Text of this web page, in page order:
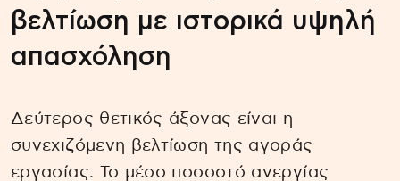
βελτίωση με ιστορικά υψηλή
απασχόληση
Δεύτερος θετικός άξονας είναι η
συνεχιζόμενη βελτίωση της αγοράς
εργασίας. Το μέσο ποσοστό ανεργίας